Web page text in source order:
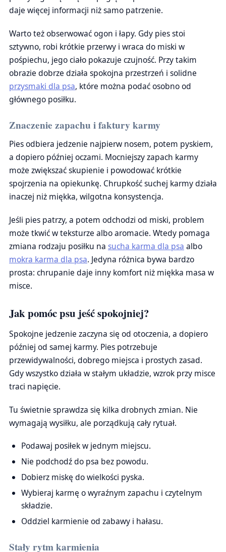
daje więcej informacji niż samo patrzenie.
Warto też obserwować ogon i łapy. Gdy pies stoi
sztywno, robi krótkie przerwy i wraca do miski w
pośpiechu, jego ciało pokazuje czujność. Przy takim
obrazie dobrze działa spokojna przestrzeń i solidne
przysmaki dla psa, które można podać osobno od
głównego posiłku.
Znaczenie zapachu i faktury karmy
Pies odbiera jedzenie najpierw nosem, potem pyskiem,
a dopiero później oczami. Mocniejszy zapach karmy
może zwiększać skupienie i powodować krótkie
spojrzenia na opiekunkę. Chrupkość suchej karmy działa
inaczej niż miękka, wilgotna konsystencja.
Jeśli pies patrzy, a potem odchodzi od miski, problem
może tkwić w teksturze albo aromacie. Wtedy pomaga
zmiana rodzaju posiłku na sucha karma dla psa albo
mokra karma dla psa. Jedyna różnica bywa bardzo
prosta: chrupanie daje inny komfort niż miękka masa w
misce.
Jak pomóc psu jeść spokojniej?
Spokojne jedzenie zaczyna się od otoczenia, a dopiero
później od samej karmy. Pies potrzebuje
przewidywalności, dobrego miejsca i prostych zasad.
Gdy wszystko działa w stałym układzie, wzrok przy misce
traci napięcie.
Tu świetnie sprawdza się kilka drobnych zmian. Nie
wymagają wysiłku, ale porządkują cały rytuał.
Podawaj posiłek w jednym miejscu.
Nie podchodź do psa bez powodu.
Dobierz miskę do wielkości pyska.
Wybieraj karmę o wyraźnym zapachu i czytelnym
składzie.
Oddziel karmienie od zabawy i hałasu.
Stały rytm karmienia